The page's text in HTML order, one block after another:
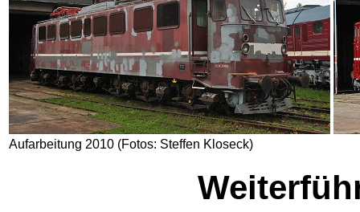
Aufarbeitung 2010 (Fotos: Steffen Kloseck)